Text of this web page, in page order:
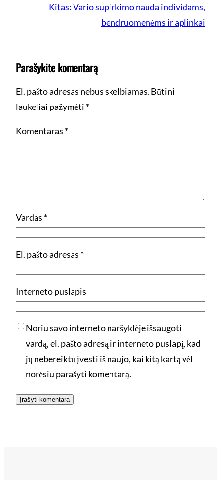
Kitas:Vario supirkimo nauda individams,
bendruomenėms ir aplinkai
Parašykite komentarą
El. pašto adresas nebus skelbiamas. Būtini
laukeliai pažymėti *
Komentaras *
Vardas *
El. pašto adresas *
Interneto puslapis
Noriu savo interneto naršyklėje išsaugoti
vardą, el. pašto adresą ir interneto puslapį, kad
jų nebereiktų įvesti iš naujo, kai kitą kartą vėl
norėsiu parašyti komentarą.